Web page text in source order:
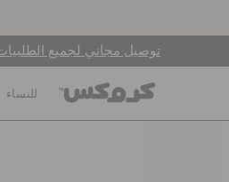
توصيل مجاني لجميع
للنساء